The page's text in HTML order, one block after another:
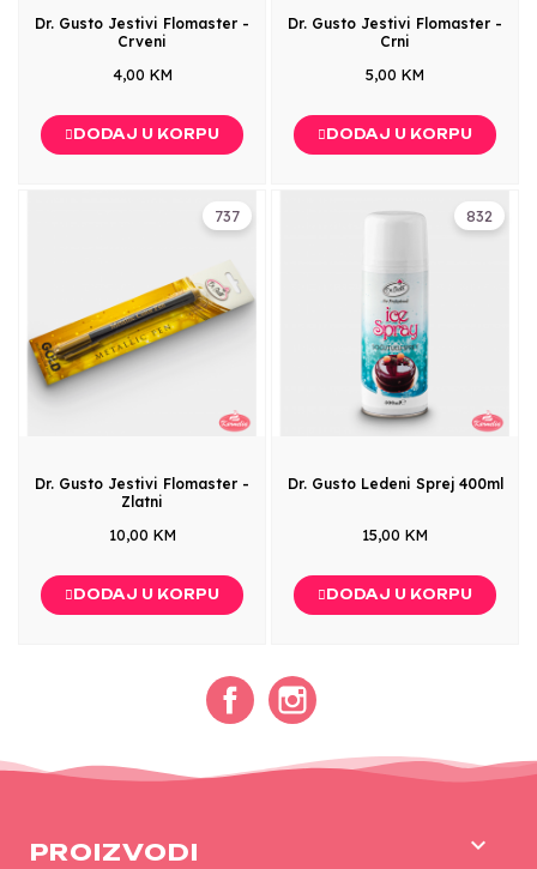
Dr. Gusto Jestivi Flomaster -
Crveni
4,00 KM
DODAJ U KORPU
Dr. Gusto Jestivi Flomaster -
Crni
5,00 KM
DODAJ U KORPU
737
Dr. Gusto Jestivi Flomaster -
Zlatni
10,00 KM
DODAJ U KORPU
832
Dr. Gusto Ledeni Sprej 400ml
15,00 KM
DODAJ U KORPU
Facebook
PROIZVODI 